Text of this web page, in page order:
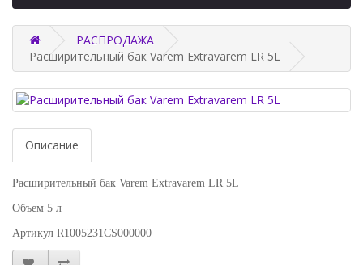
РАСПРОДАЖА
Расширительный бак Varem Extravarem LR 5L
Описание
Расширительный бак Varem Extravarem LR 5L
Объем 5 л
Артикул R1005231CS000000